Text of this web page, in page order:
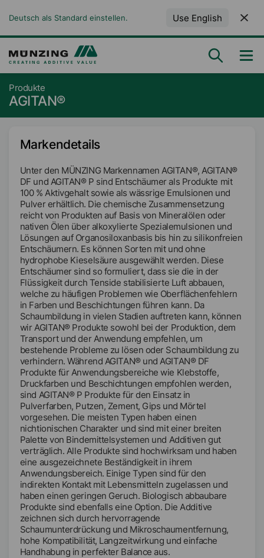
Deutsch als Standard einstellen. Use English
Produkte
AGITAN®
Markendetails
Unter den MÜNZING Markennamen AGITAN®, AGITAN®
DF und AGITAN® P sind Entschäumer als Produkte mit
100 % Aktivgehalt sowie als wässrige Emulsionen und
Pulver erhältlich. Die chemische Zusammensetzung
reicht von Produkten auf Basis von Mineralölen oder
nativen Ölen über alkoxylierte Spezialemulsionen und
Lösungen auf Organosiloxanbasis bis hin zu silikonfreien
Entschäumern. Es können Sorten mit und ohne
hydrophobe Kieselsäure ausgewählt werden. Diese
Entschäumer sind so formuliert, dass sie die in der
Flüssigkeit durch Tenside stabilisierte Luft abbauen,
welche zu häufigen Problemen wie Oberflächenfehlern
in Farben und Beschichtungen führen kann. Da
Schaumbildung in vielen Stadien auftreten kann, können
wir AGITAN® Produkte sowohl bei der Produktion, dem
Transport und der Anwendung empfehlen, um
bestehende Probleme zu lösen oder Schaumbildung zu
verhindern. Während AGITAN® und AGITAN® DF
Produkte für Anwendungsbereiche wie Klebstoffe,
Druckfarben und Beschichtungen empfohlen werden,
sind AGITAN® P Produkte für den Einsatz in
Pulverfarben, Putzen, Zement, Gips und Mörtel
vorgesehen. Die meisten Typen haben einen
nichtionischen Charakter und sind mit einer breiten
Palette von Bindemittelsystemen und Additiven gut
verträglich. Alle Produkte sind hochwirksam und haben
eine ausgezeichnete Beständigkeit in ihrem
Anwendungsbereich. Einige Typen sind für den
indirekten Kontakt mit Lebensmitteln zugelassen und
haben einen geringen Geruch. Biologisch abbaubare
Produkte sind ebenfalls eine Option. Die Additive
zeichnen sich durch hervorragende
Schaumunterdrückung und Mikroschaumentfernung,
hohe Kompatibilität, Langzeitwirkung und einfache
Handhabung in perfekter Balance aus.